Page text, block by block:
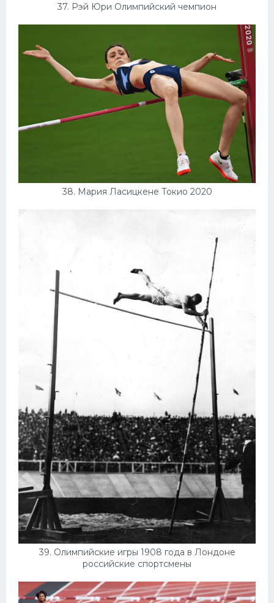
37. Рэй Юри Олимпийский чемпион
38. Мария Ласицкене Токио 2020
39. Олимпийские игры 1908 года в Лондоне
российские спортсмены